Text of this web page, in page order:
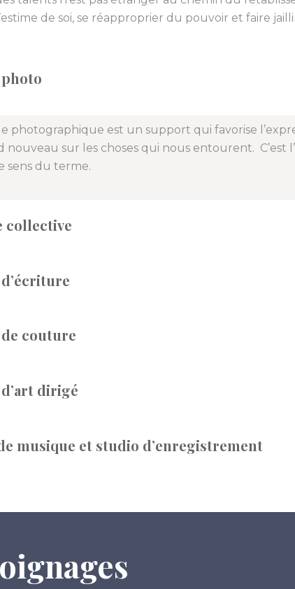
de soi, se réapproprier du pouvoir et faire
photographique est un support qui favorise
nouveau sur les choses qui nous entourent.
sens du terme.
collective
couture
dirigé
musique et studio d’enregistrement